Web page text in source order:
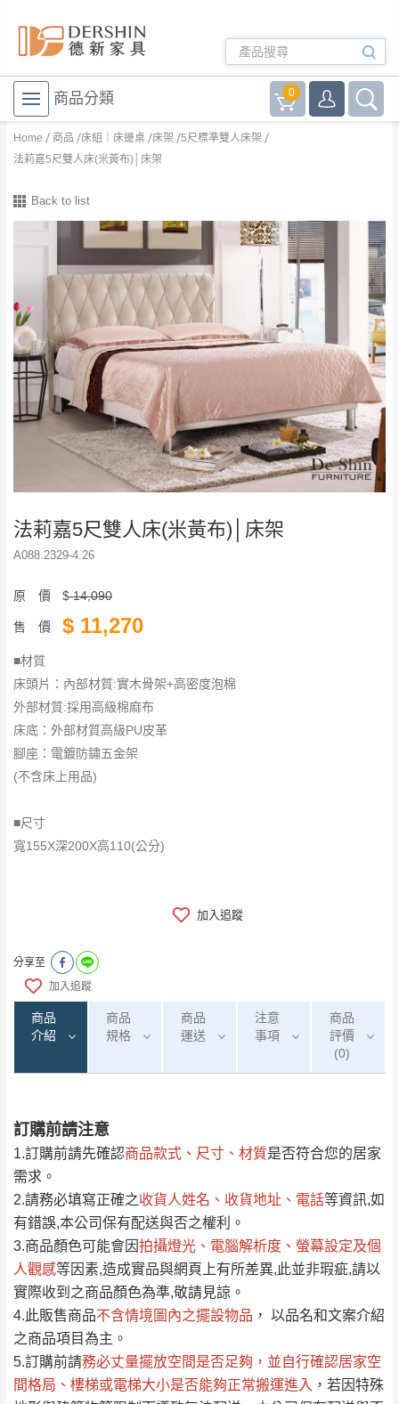
商品分類 0
Home 商品 床組｜床邊桌 床架
5尺標準雙人床架
法莉嘉5尺雙人床(米黃布)│床架
Back to list
法莉嘉5尺雙人床(米黃布)│床架
A088.2329-4.26
原 價 $14,090
售 價 $ 11,270
■材質
床頭片：內部材質:實木骨架+高密度泡棉
外部材質:採用高級棉麻布
床底：外部材質高級PU皮革
腳座：電鍍防鏽五金架
​​​​​​​(不含床上用品)
■尺寸
寬155X深200X高110(公分)
加入追蹤
分享至
加入追蹤
商品
介紹
商品
規格
商品
運送
注意
事項
商品
評價
(0)
訂購前請注意
1.訂購前請先確認商品款式、尺寸、材質是否符合您的居家
需求。
2.請務必填寫正確之收貨人姓名、收貨地址、電話等資訊,如
有錯誤,本公司保有配送與否之權利。
3.商品顏色可能會因拍攝燈光、電腦解析度、螢幕設定及個
人觀感等因素,造成實品與網頁上有所差異,此並非瑕疵,請以
實際收到之商品顏色為準,敬請見諒。
4.此販售商品不含情境圖內之擺設物品 ， 以品名和文案介紹
之商品項目為主。
5.訂購前請務必丈量擺放空間是否足夠 ，並自行確認居家空
間格局、 樓梯或電梯大小是否能夠正常搬運進入 ，若因特殊
運 費 說 明
運送地區 運送費用
偏遠地區
（請先線上詢問 LINE
→@dershin ）
桃園 復興鄉
峨眉鄉、五峰鄉、
橫山、北埔鄉、尖
注意事項：
由於品項繁多，網頁無法及時更新，如有需
Line客服」來信確認商品是否有「現貨」與
「金額」。
若商品價格或庫存有異常，商家有權取消訂
單。部分網路商品恕無法更改原設計或客製，敬請
見諒！
接單後二日內(不含例假日)，我們客服會與您
電話聯絡或E-Mail通知確認訂單。
（線上客服 LINE → @dershin）
0/5 (0)筆
全部 依評論高至低排列
依評論低至高排列 只顯示附上圖片
只顯示附上評論